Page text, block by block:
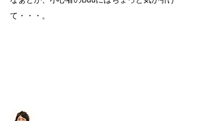
て・・・。